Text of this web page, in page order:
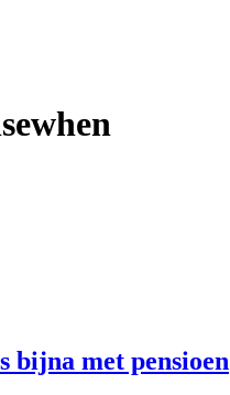
bijna met pensioen